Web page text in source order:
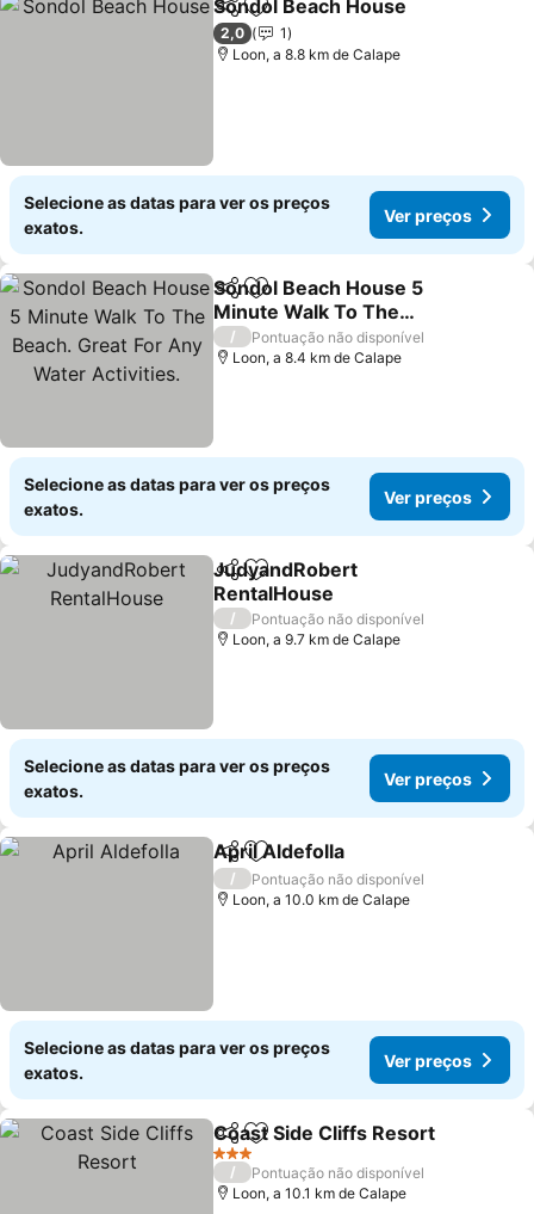
PartilharAdicionar aos favoritos
Sondol Beach House
2,0
1
Loon, a 8.8 km de Calape
Selecione as datas para ver os preços
exatos.
Ver preços
PartilharAdicionar aos favoritos
Sondol Beach House 5
Minute Walk To The
Beach. Great For Any
Water Activities.
Ver preços
/
Pontuação não disponível
Loon, a 8.4 km de Calape
Selecione as datas para ver os preços
exatos.
Ver preços
PartilharAdicionar aos favoritos
JudyandRobert
RentalHouse
Ver preços
/
Pontuação não disponível
Loon, a 9.7 km de Calape
Selecione as datas para ver os preços
exatos.
Ver preços
PartilharAdicionar aos favoritos
April Aldefolla
/
Pontuação não disponível
Loon, a 10.0 km de Calape
Selecione as datas para ver os preços
exatos.
Ver preços
PartilharAdicionar aos favoritos
Coast Side Cliffs Resort
3 Estrelas
/
Pontuação não disponível
Loon, a 10.1 km de Calape